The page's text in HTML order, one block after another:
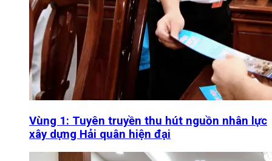
Vùng 1: Tuyên truyền thu hút nguồn nhân lực
xây dựng Hải quân hiện đại